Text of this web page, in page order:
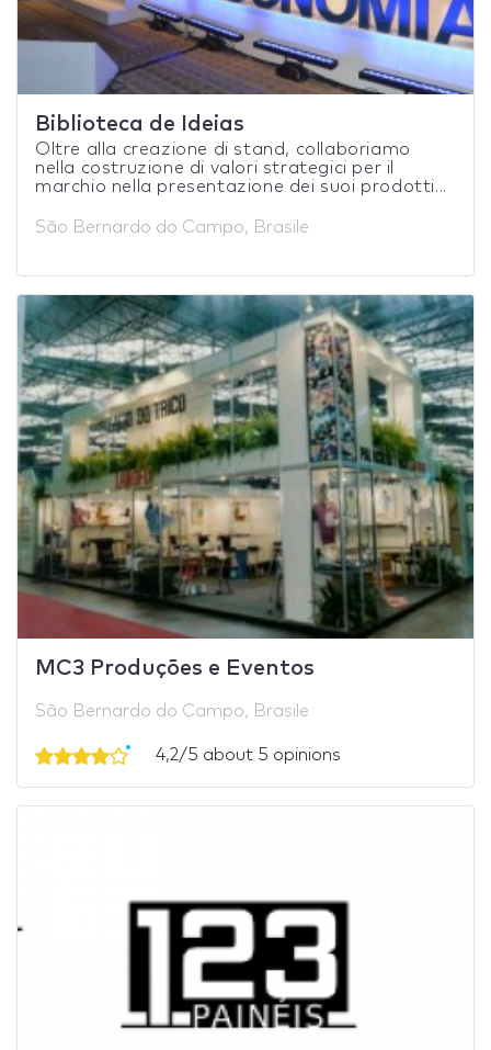
Biblioteca de Ideias
Oltre alla creazione di stand, collaboriamo
nella costruzione di valori strategici per il
marchio nella presentazione dei suoi prodotti...
São Bernardo do Campo, Brasile
MC3 Produções e Eventos
São Bernardo do Campo, Brasile
4,2/5 about 5 opinions